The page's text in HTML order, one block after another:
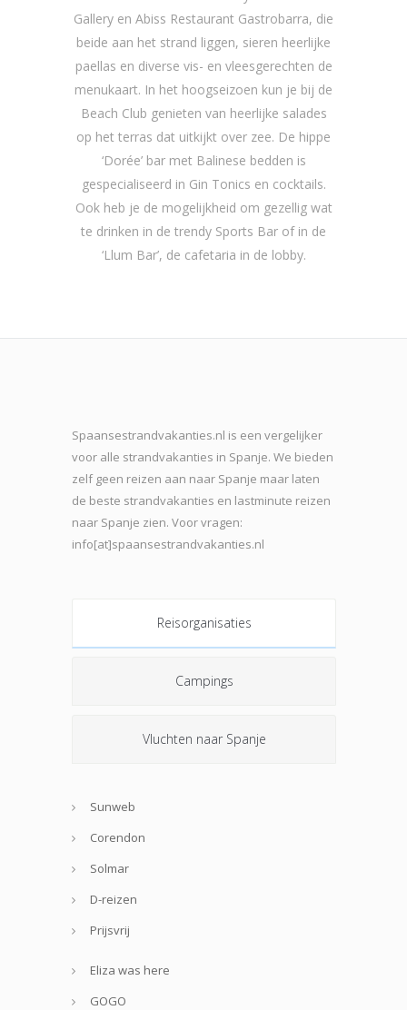
Gallery en Abiss Restaurant Gastrobarra, die
beide aan het strand liggen, sieren heerlijke
paellas en diverse vis- en vleesgerechten de
menukaart. In het hoogseizoen kun je bij de
Beach Club genieten van heerlijke salades
op het terras dat uitkijkt over zee. De hippe
‘Dorée’ bar met Balinese bedden is
gespecialiseerd in Gin Tonics en cocktails.
Ook heb je de mogelijkheid om gezellig wat
te drinken in de trendy Sports Bar of in de
‘Llum Bar’, de cafetaria in de lobby.
Spaansestrandvakanties.nl is een vergelijker
voor alle strandvakanties in Spanje. We bieden
zelf geen reizen aan naar Spanje maar laten
de beste strandvakanties en lastminute reizen
naar Spanje zien. Voor vragen:
info[at]spaansestrandvakanties.nl
Reisorganisaties
Campings
Vluchten naar Spanje
Sunweb
Corendon
Solmar
D-reizen
Prijsvrij
Eliza was here
GOGO